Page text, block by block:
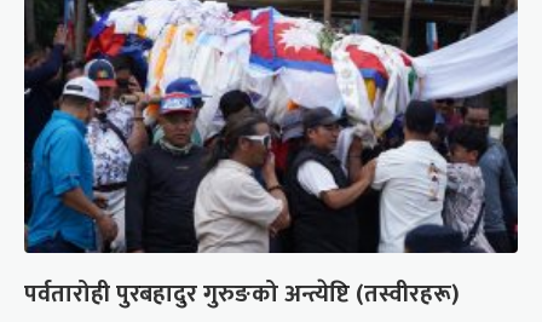
पर्वतारोही पुरबहादुर गुरुङको अन्त्येष्टि (तस्वीरहरू)